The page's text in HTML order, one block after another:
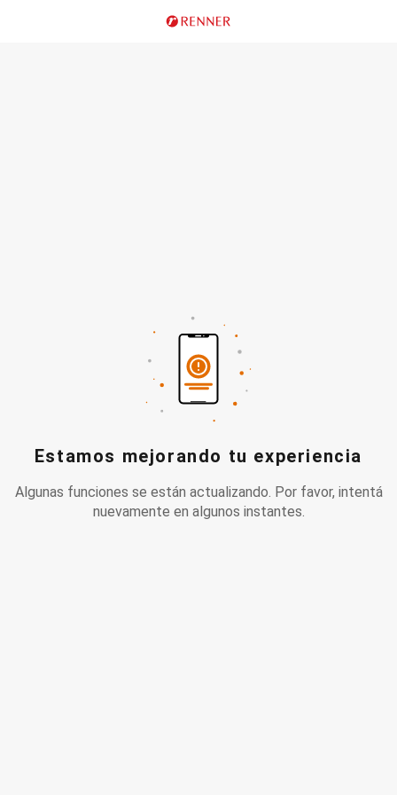
Estamos mejorando tu experiencia
Algunas funciones se están actualizando. Por favor, intentá
nuevamente en algunos instantes.